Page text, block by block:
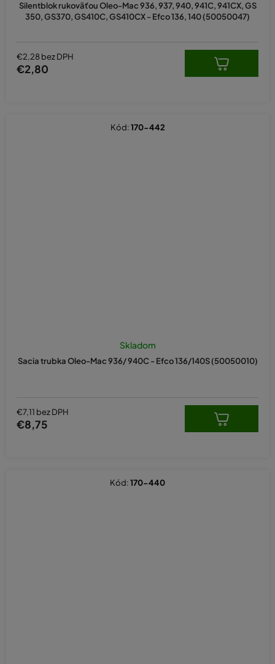
Silentblok rukoväťou Oleo-Mac 936, 937, 940, 941C, 941CX, GS
350, GS370, GS410C, GS410CX - Efco 136, 140 (50050047)
€2,28 bez DPH
€2,80
Sacia trubka Oleo-Mac 936/ 940C - Efco 136/140S (50050010)
Skladom
€7,11 bez DPH
€8,75
Kód:170-442
Kód:170-440